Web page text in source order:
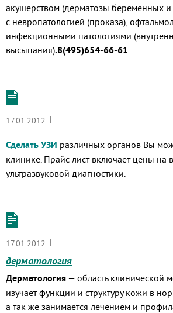
акушерством (дерматозы беременных и
с невропатологией (проказа),
инфекционными патологиями
высыпания).8(495)654-66-61.
17.01.2012 |
Сделать УЗИ различных органов Вы
клинике. Прайс-лист включает цены на
ультразвуковой диагностики.
17.01.2012 |
дерматология
Дерматология — область клинической
изучает функции и структуру кожи в
а так же занимается лечением и